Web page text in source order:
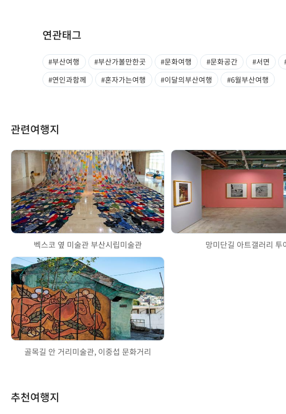
연관태그
#부산여행 #부산가볼만한곳 #문화여행 #문화공간 #서면
#연인과함께
#혼자가는여행 #이달의부산여행 #6월부산여행
관련여행지
벡스코 옆 미술관 부산시립미술관 망미단길 아트갤러리 투
골목길 안 거리미술관, 이중섭 문화거리
추천여행지